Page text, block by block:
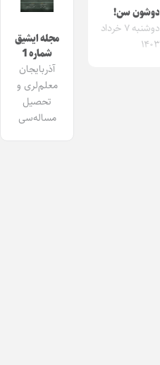
دوشون سن!
دوشنبه ۷ خرداد
۱۴۰۳
مجله ایشیق
شماره 1
آذربایجان
معلم‌لری و
تحصیل
مساله‌سی